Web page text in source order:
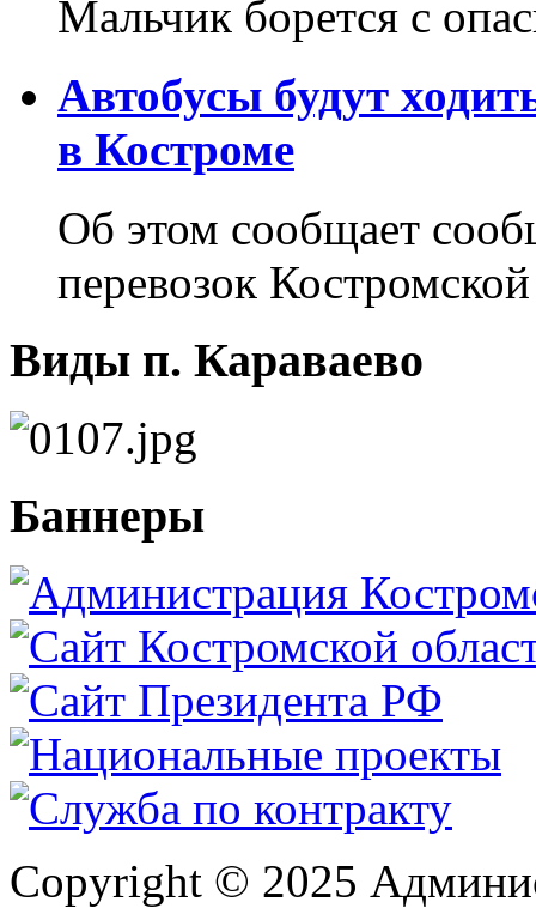
Мальчик борется с
Автобусы будут
в Костроме
Об этом сообщает
перевозок
Виды п. Караваево
Баннеры
Copyright © 2025